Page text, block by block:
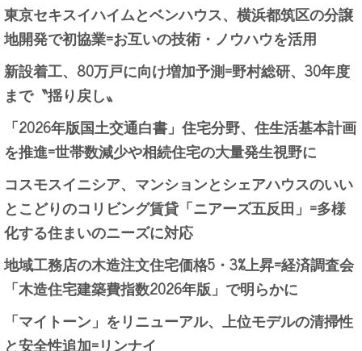
東京セキスイハイムとベンハウス、横浜都筑区の分譲
地開発で初協業=お互いの技術・ノウハウを活用
新設着工、80万戸に向け増加予測=野村総研、30年度
まで〝揺り戻し〟
「2026年版国土交通白書」住宅分野、住生活基本計画
を推進=世帯数減少や相続住宅の大量発生視野に
コスモスイニシア、マンションとシェアハウスのいい
とこどりのコリビング賃貸「ニアーズ五反田」=多様
化する住まいのニーズに対応
地域工務店の木造注文住宅価格5・3%上昇=経済調査会
「木造住宅建築費指数2026年版」で明らかに
「マイトーン」をリニューアル、上位モデルの清掃性
と安全性追加=リンナイ